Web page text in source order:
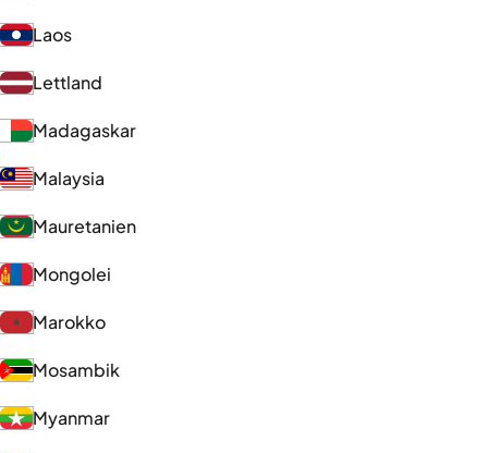
Laos
Lettland
Madagaskar
Malaysia
Mauretanien
Mongolei
Marokko
Mosambik
Myanmar